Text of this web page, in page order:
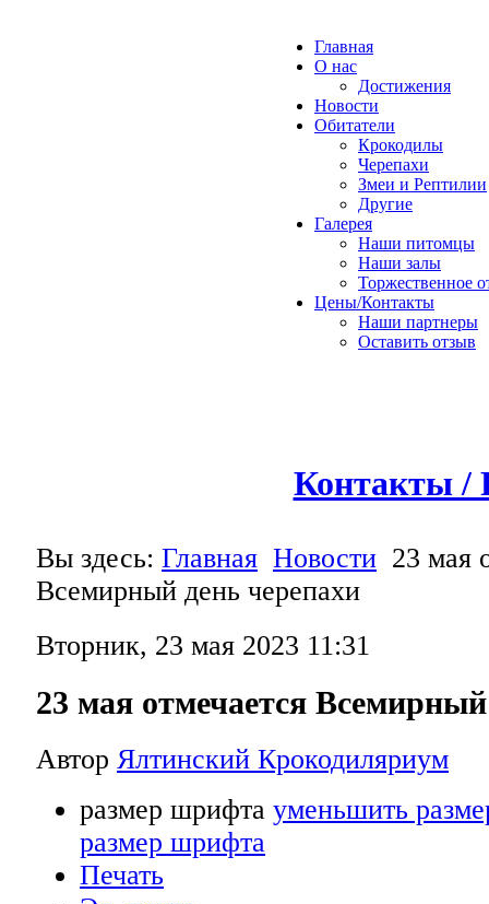
Главная
О нас
Достижения
Новости
Обитатели
Крокодилы
Черепахи
Змеи и Рептилии
Другие
Галерея
Наши питомцы
Наши залы
Торжественное
Цены/Контакты
Наши партнеры
Оставить отзыв
Контакты /
Вы здесь: Главная Новости 23 мая
Всемирный день черепахи
Вторник, 23 мая 2023 11:31
23 мая отмечается
Автор Ялтинский Крокодиляриум
размер шрифта уменьшить
размер шрифта
Печать